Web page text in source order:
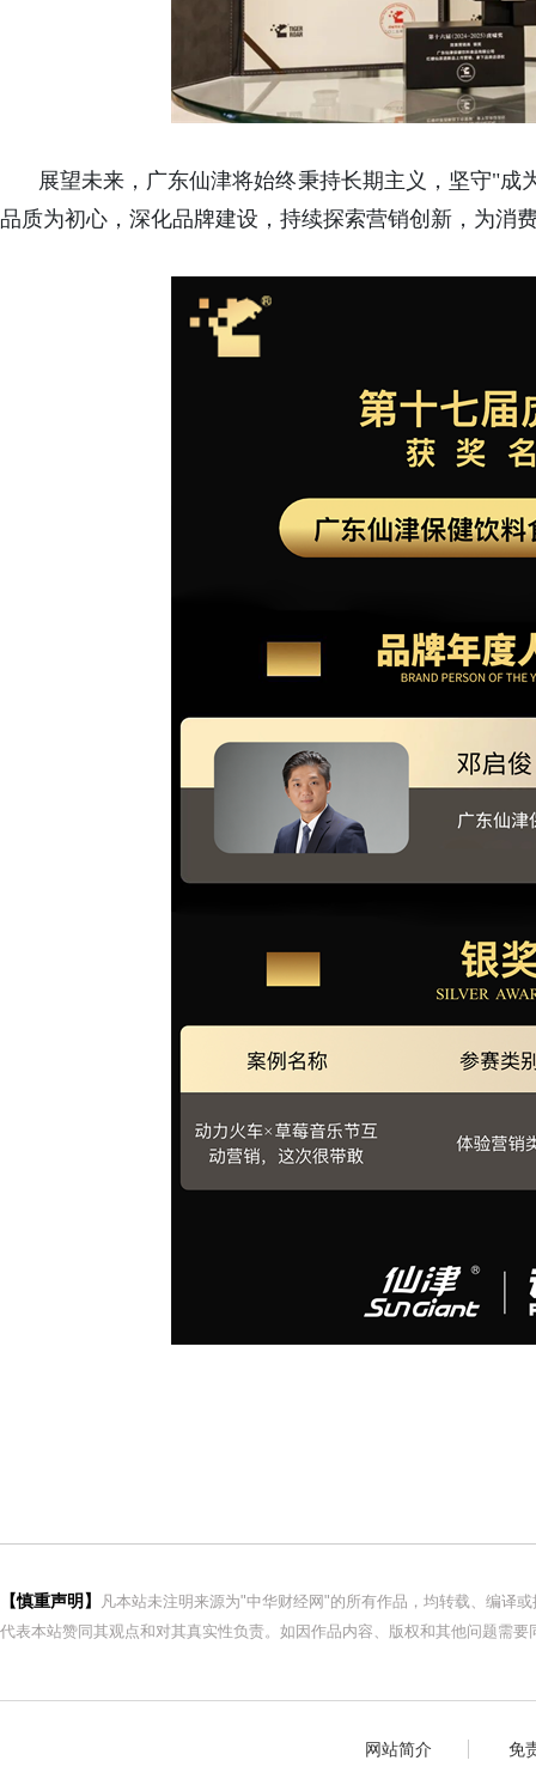
展望未来，广东仙津将始终秉持长期主义，坚守"
品质为初心，深化品牌建设，持续探索营销创新，为消
【慎重声明】
凡本站未注明来源为"中华财经网"的所有作品，均转载、编译
代表本站赞同其观点和对其真实性负责。如因作品内容、版权和其他问题需
网站简介 免